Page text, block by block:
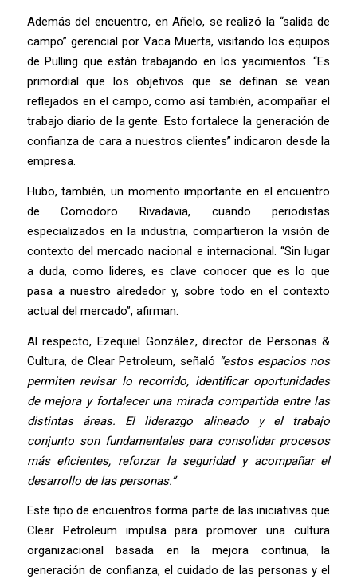
Además del encuentro, en Añelo, se realizó la “salida de
campo” gerencial por Vaca Muerta, visitando los equipos
de Pulling que están trabajando en los yacimientos. “Es
primordial que los objetivos que se definan se vean
reflejados en el campo, como así también, acompañar el
trabajo diario de la gente. Esto fortalece la generación de
confianza de cara a nuestros clientes” indicaron desde la
empresa.
Hubo, también, un momento importante en el encuentro
de Comodoro Rivadavia, cuando periodistas
especializados en la industria, compartieron la visión de
contexto del mercado nacional e internacional. “Sin lugar
a duda, como lideres, es clave conocer que es lo que
pasa a nuestro alrededor y, sobre todo en el contexto
actual del mercado”, afirman.
Al respecto, Ezequiel González, director de Personas &
Cultura, de Clear Petroleum, señaló “estos espacios nos
permiten revisar lo recorrido, identificar oportunidades
de mejora y fortalecer una mirada compartida entre las
distintas áreas. El liderazgo alineado y el trabajo
conjunto son fundamentales para consolidar procesos
más eficientes, reforzar la seguridad y acompañar el
desarrollo de las personas.”
Este tipo de encuentros forma parte de las iniciativas que
Clear Petroleum impulsa para promover una cultura
organizacional basada en la mejora continua, la
generación de confianza, el cuidado de las personas y el